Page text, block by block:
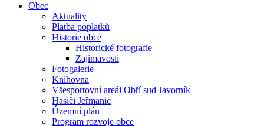
Obec
Aktuality
Platba poplatků
Historie obce
Historické fotografie
Zajímavosti
Fotogalerie
Knihovna
Všesportovní areál Obří sud Javorník
Hasiči Jeřmanic
Územní plán
Program rozvoje obce